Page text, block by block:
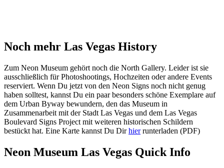
Noch mehr Las Vegas History
Zum Neon Museum gehört noch die North Gallery. Leider ist sie
ausschließlich für Photoshootings, Hochzeiten oder andere Events
reserviert. Wenn Du jetzt von den Neon Signs noch nicht genug
haben solltest, kannst Du ein paar besonders schöne Exemplare auf
dem Urban Byway bewundern, den das Museum in
Zusammenarbeit mit der Stadt Las Vegas und dem Las Vegas
Boulevard Signs Project mit weiteren historischen Schildern
bestückt hat. Eine Karte kannst Du Dirhierrunterladen (PDF)
Neon Museum Las Vegas Quick Info